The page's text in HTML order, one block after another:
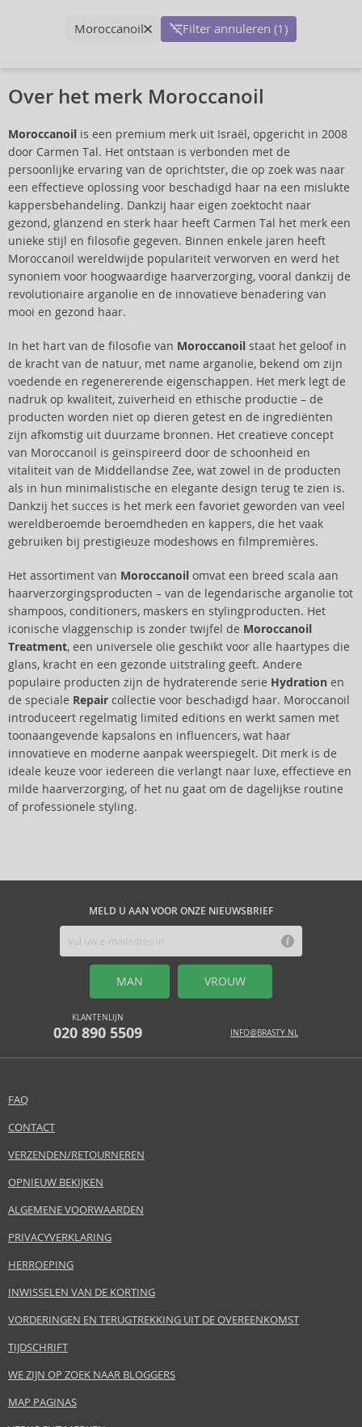
Moroccanoil Filter annuleren (1)
Over het merk Moroccanoil
Moroccanoil is een premium merk uit Israël, opgericht in 2008
door Carmen Tal. Het ontstaan is verbonden met de
persoonlijke ervaring van de oprichtster, die op zoek was naar
een effectieve oplossing voor beschadigd haar na een mislukte
kappersbehandeling. Dankzij haar eigen zoektocht naar
gezond, glanzend en sterk haar heeft Carmen Tal het merk een
unieke stijl en filosofie gegeven. Binnen enkele jaren heeft
Moroccanoil wereldwijde populariteit verworven en werd het
synoniem voor hoogwaardige haarverzorging, vooral dankzij de
revolutionaire arganolie en de innovatieve benadering van
mooi en gezond haar.
In het hart van de filosofie van Moroccanoil staat het geloof in
de kracht van de natuur, met name arganolie, bekend om zijn
voedende en regenererende eigenschappen. Het merk legt de
nadruk op kwaliteit, zuiverheid en ethische productie – de
producten worden niet op dieren getest en de ingrediënten
zijn afkomstig uit duurzame bronnen. Het creatieve concept
van Moroccanoil is geïnspireerd door de schoonheid en
vitaliteit van de Middellandse Zee, wat zowel in de producten
als in hun minimalistische en elegante design terug te zien is.
Dankzij het succes is het merk een favoriet geworden van veel
wereldberoemde beroemdheden en kappers, die het vaak
gebruiken bij prestigieuze modeshows en filmpremières.
Het assortiment van Moroccanoil omvat een breed scala aan
haarverzorgingsproducten – van de legendarische arganolie tot
shampoos, conditioners, maskers en stylingproducten. Het
iconische vlaggenschip is zonder twijfel de Moroccanoil
Treatment, een universele olie geschikt voor alle haartypes die
glans, kracht en een gezonde uitstraling geeft. Andere
populaire producten zijn de hydraterende serie Hydration en
de speciale Repair collectie voor beschadigd haar. Moroccanoil
introduceert regelmatig limited editions en werkt samen met
toonaangevende kapsalons en influencers, wat haar
innovatieve en moderne aanpak weerspiegelt. Dit merk is de
ideale keuze voor iedereen die verlangt naar luxe, effectieve en
milde haarverzorging, of het nu gaat om de dagelijkse routine
of professionele styling.
MELD U AAN VOOR ONZE NIEUWSBRIEF
MAN VROUW
KLANTENLIJN
020 890 5509 INFO@BRASTY.NL
FAQ
CONTACT
VERZENDEN/RETOURNEREN
OPNIEUW BEKIJKEN
ALGEMENE VOORWAARDEN
PRIVACYVERKLARING
HERROEPING
INWISSELEN VAN DE KORTING
VORDERINGEN EN TERUGTREKKING UIT DE OVEREENKOMST
TIJDSCHRIFT
WE ZIJN OP ZOEK NAAR BLOGGERS
MAP PAGINAS